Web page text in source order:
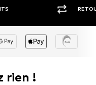
rien !